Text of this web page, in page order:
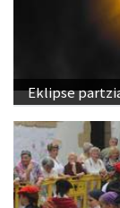
Eklipse